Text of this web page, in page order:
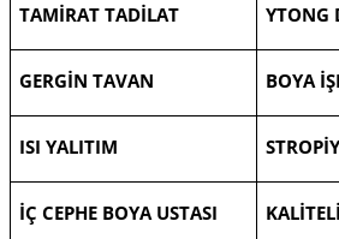
TAMİRAT TADİLAT YTONG
GERGİN TAVAN BOYA
ISI YALITIM
İÇ CEPHE BOYA USTASI